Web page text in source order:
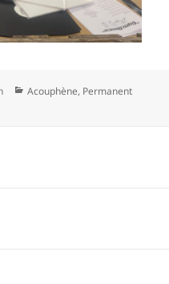
Catégories
Acouphène, Permanent